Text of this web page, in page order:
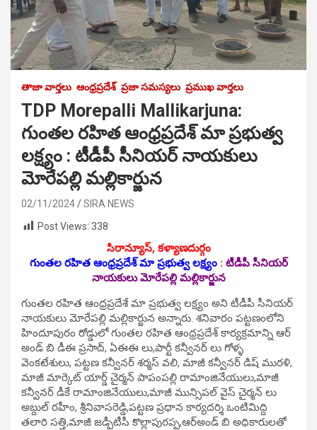
తాజా వార్తలు ఆంధ్రప్రదేశ్ ప్రజా సమస్యలు ప్రముఖ వార్తలు
TDP Morepalli Mallikarjuna:
గుంతల రహిత ఆంధ్రప్రదేశ్ మా ప్రభుత్వ
లక్ష్యం : టీడీపీ సీనియర్ నాయకులు
మోరేపల్లి మల్లికార్జున
02/11/2024
SIRA NEWS
Post Views: 338
సిరాన్యూస్, కళ్యాణదుర్గం
గుంతల రహిత ఆంధ్రప్రదేశ్ మా ప్రభుత్వ లక్ష్యం : టీడీపీ సీనియర్
నాయకులు మోరేపల్లి మల్లికార్జున
గుంతల రహిత ఆంధ్రప్రదేశే మా ప్రభుత్వ లక్ష్యం అని టీడీపీ సీనియర్
నాయకులు మోరేపల్లి మల్లికార్జున అన్నారు. శనివారం పట్టణంలోని
హిందూపురం రోడ్డులో గుంతల రహిత ఆంధ్రప్రదేశ్ కార్యక్రమాన్ని ఆర్
అండ్ బి డీఈ ప్రసాద్, ఏఈఈ లు,పార్టీ కన్వీనర్ లు గోళ్ళ
వెంకటేశులు, పట్టణ కన్వీనర్ శర్మస్ వలి, మాజీ కన్వీనర్ డిష్ మురళి,
మాజీ మార్కెట్ యార్డ్ చైర్మన్ పాపంపల్లి రామాంజినేయులు,మాజీ
కన్వీనర్ డీకే రామాంజినేయులు,మాజీ మున్సిపల్ వైస్ చైర్మన్ లు
అబ్దుల్ రహీం, శ్రీనివాసరెడ్డి,పట్టణ ప్రధాన కార్యదర్శి ఒంటిమిద్ది
తలారి సత్తి,మాజీ జడ్పీటీసీ కొల్లాపురప్ప,ఆర్అండ్ బి అధికారులతో